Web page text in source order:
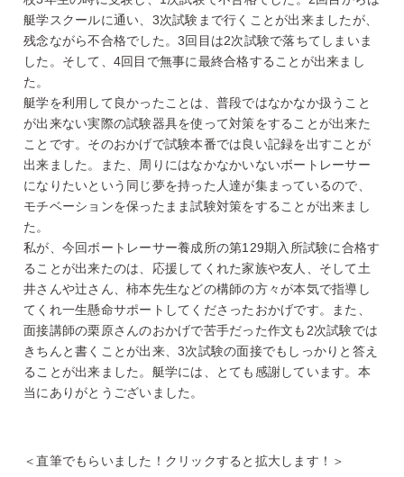
艇学スクールに通い、3次試験まで行くことが出来ましたが、
残念ながら不合格でした。3回目は2次試験で落ちてしまいま
した。そして、4回目で無事に最終合格することが出来まし
た。
艇学を利用して良かったことは、普段ではなかなか扱うこと
が出来ない実際の試験器具を使って対策をすることが出来た
ことです。そのおかげで試験本番では良い記録を出すことが
出来ました。また、周りにはなかなかいないボートレーサー
になりたいという同じ夢を持った人達が集まっているので、
モチベーションを保ったまま試験対策をすることが出来まし
た。
私が、今回ボートレーサー養成所の第129期入所試験に合格す
ることが出来たのは、応援してくれた家族や友人、そして土
井さんや辻さん、柿本先生などの構師の方々が本気で指導し
てくれ一生懸命サポートしてくださったおかげです。また、
面接講師の栗原さんのおかげで苦手だった作文も2次試験では
きちんと書くことが出来、3次試験の面接でもしっかりと答え
ることが出来ました。艇学には、とても感謝しています。本
当にありがとうございました。
＜直筆でもらいました！クリックすると拡大します！＞